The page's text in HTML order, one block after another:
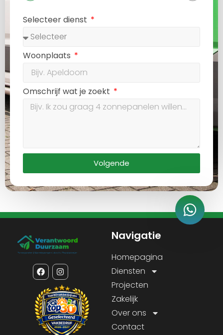
Selecteer dienst
Woonplaats
Omschrijf wat je zoekt
Volgende
Navigatie
Homepagina
Diensten
Projecten
Zakelijk
Over ons
Contact